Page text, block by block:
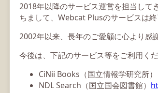
2018年以降のサービス運営を担当して
ちまして、Webcat Plusのサービスは終
2002年以来、長年のご愛顧に心より感
今後は、下記のサービス等をご利用くだ
CiNii Books（国立情報学研究所）
NDL Search（国立国会図書館）